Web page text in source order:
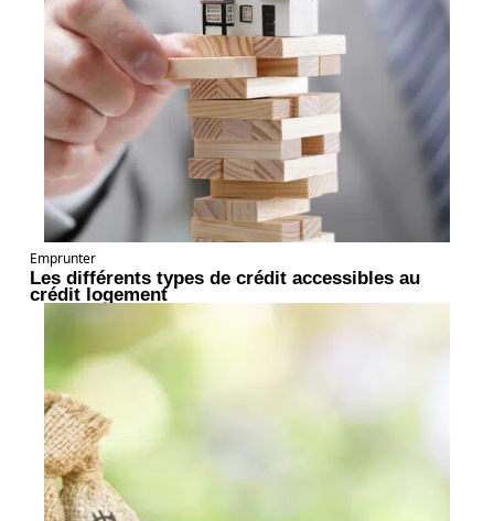
Emprunter
Les différents types de crédit accessibles au
crédit logement